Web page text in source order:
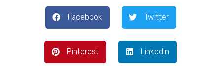
Facebook Twitter
Pinterest LinkedIn